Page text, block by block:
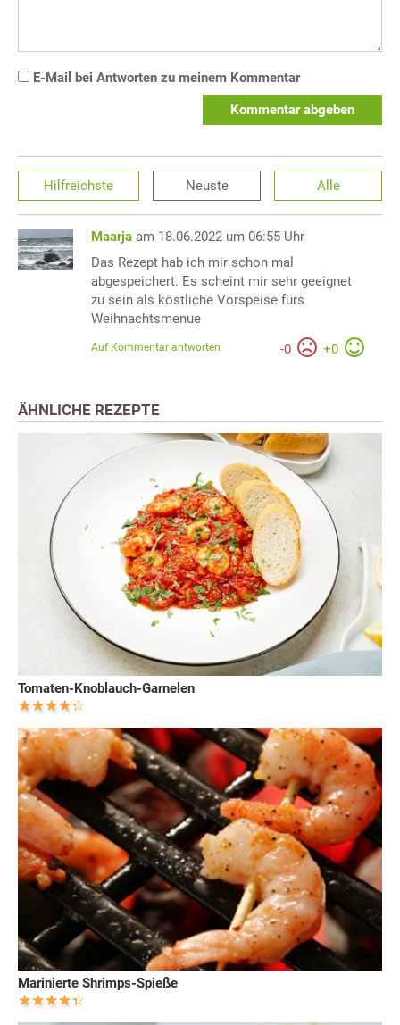
E-Mail bei Antworten zu meinem Kommentar
Kommentar abgeben
Hilfreichste Neuste Alle
Maarja am 18.06.2022 um 06:55 Uhr
Das Rezept hab ich mir schon mal
abgespeichert. Es scheint mir sehr geeignet
zu sein als köstliche Vorspeise fürs
Weihnachtsmenue
-0 +0
Auf Kommentar antworten
ÄHNLICHE REZEPTE
Tomaten-Knoblauch-Garnelen
Marinierte Shrimps-Spieße